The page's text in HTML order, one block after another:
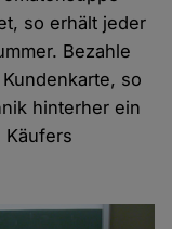
so erhält jeder
Bezahle
so
hinterher ein